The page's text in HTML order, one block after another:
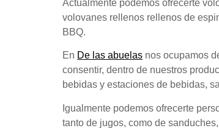
Actualmente podemos ofrecerte
volovanes rellenos rellenos de
BBQ.
En De las abuelas nos ocupamos
consentir, dentro de nuestros
bebidas y estaciones de bebidas,
Igualmente podemos ofrecerte
tanto de jugos, como de